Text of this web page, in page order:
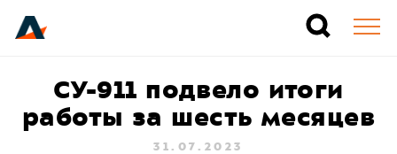
СУ-911 подвело итоги
работы за шесть месяцев
31.07.2023